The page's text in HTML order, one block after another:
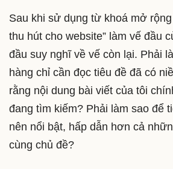
Sau khi sử dụng từ khoá mở
thu hút cho website” làm vế đầu
đầu suy nghĩ về vế còn lại. Phải
hàng chỉ cần đọc tiêu đề đã có
rằng nội dung bài viết của tôi
đang tìm kiếm? Phải làm sao để
nên nổi bật, hấp dẫn hơn cả
cùng chủ đề?